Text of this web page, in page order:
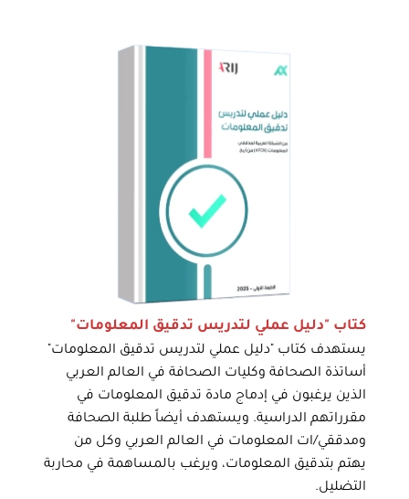
كتاب "دليل عملي لتدريس تدقيق المعلومات"
يستهدف كتاب "دليل عملي لتدريس تدقيق المعلومات"
أساتذة الصحافة وكليات الصحافة في العالم العربي
الذين يرغبون في إدماج مادة تدقيق المعلومات في
مقرراتهم الدراسية. ويستهدف أيضاً طلبة الصحافة
ومدققي/ات المعلومات في العالم العربي وكل من
يهتم بتدقيق المعلومات، ويرغب بالمساهمة في محاربة
التضليل.